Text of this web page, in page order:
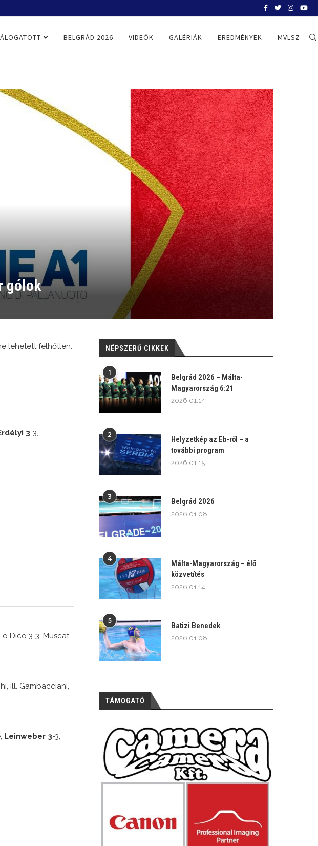
BELGRÁD 2026 VIDEÓK GALÉRIÁK EREDMÉNYEK MVLSZ
gólok
lehetett felhőtlen.
3-3,
Dico 3-3, Muscat
ill. Gambacciani,
Leinweber 3-3,
NÉPSZERŰ CIKKEK
1
Belgrád 2026 – Málta-
Magyarország 6:21
2026.01.14.
2
Helyzetkép az Eb-ről – a
további program
2026.01.15.
3
Belgrád 2026
2026.01.08.
4
Málta-Magyarország – élő
közvetítés
2026.01.14.
5
Batizi Benedek
2026.01.08.
TÁMOGATÓ